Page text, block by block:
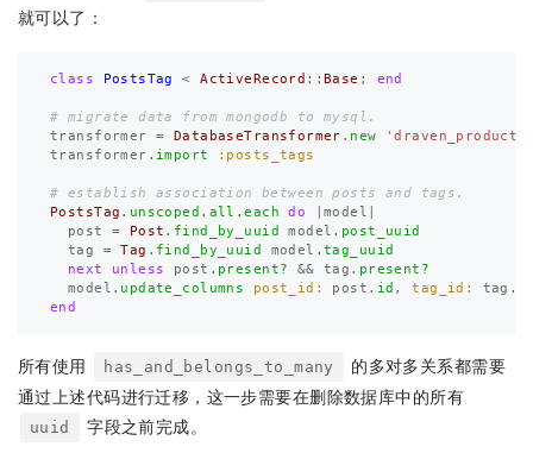
就可以了：
class PostsTag < ActiveRecord ::Base ; end
# migrate data from mongodb to mysql.
transformer
= DatabaseTransformer . new
transformer . import :posts_tags
# establish association between posts and tags.
PostsTag . unscoped . all .each do |model
post
= Post . find_by_uuid model . post_uuid
tag
= Tag . find_by_uuid model .tag_uuid
next
unless post . present? && tag . present?
model . update_columns post_id: post . id , tag_id: tag .
end
所有使用 has_and_belongs_to_many
的多对多关系都需要
通过上述代码进行迁移，这一步需要在删除数据库中的所有
uuid 字段之前完成。